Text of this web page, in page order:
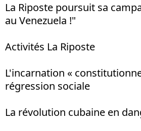
La Riposte poursuit sa
au Venezuela !"
Activités La Riposte
L'incarnation «
régression sociale
La révolution cubaine en